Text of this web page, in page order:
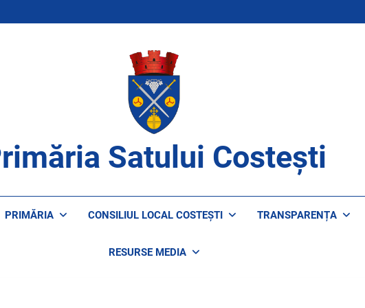
Satului Costești
PRIMĂRIA CONSILIUL LOCAL COSTEȘTI TRANSPARENȚA
RESURSE MEDIA